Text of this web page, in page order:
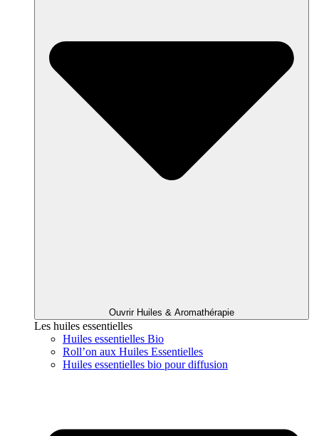
Ouvrir Huiles & Aromathérapie
Les huiles essentielles
Huiles essentielles Bio
Roll’on aux Huiles Essentielles
Huiles essentielles bio pour diffusion